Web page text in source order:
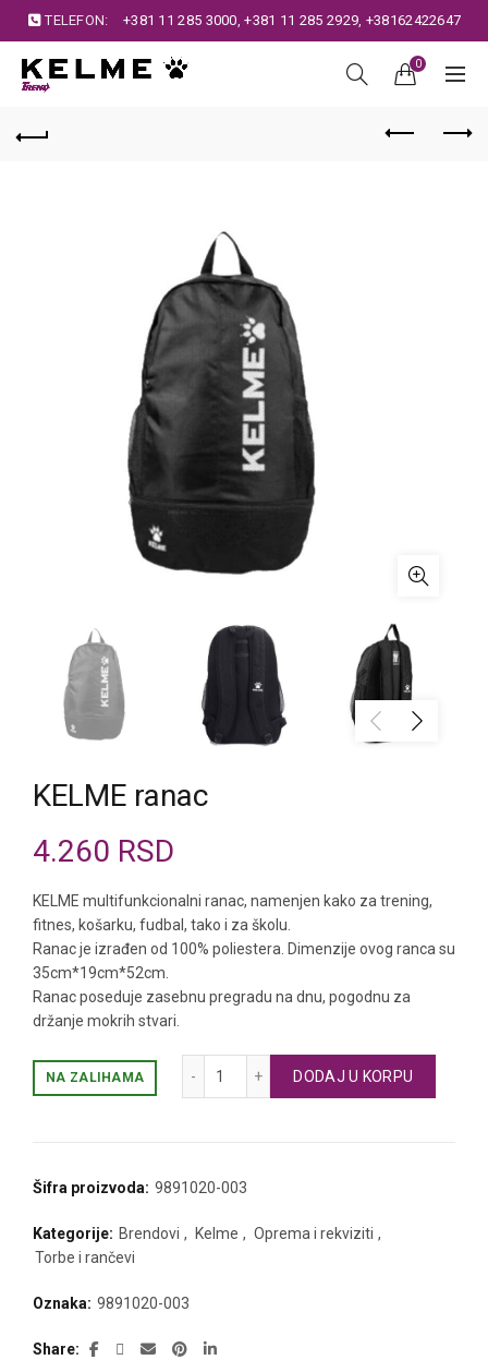
TELEFON: +381 11 285 3000,+381 11 285 2929, +38162422647
0
KELME ranac
4.260 RSD
KELME multifunkcionalni ranac, namenjen kako za trening,
fitnes, košarku, fudbal, tako i za školu.
Ranac je izrađen od 100% poliestera. Dimenzije ovog ranca su
35cm*19cm*52cm.
Ranac poseduje zasebnu pregradu na dnu, pogodnu za
držanje mokrih stvari.
NA ZALIHAMA
KELME ranac količina
DODAJ U KORPU
Šifra proizvoda: 9891020-003
Kategorije: Brendovi , Kelme , Oprema i rekviziti ,
Torbe i rančevi
Oznaka: 9891020-003
Share